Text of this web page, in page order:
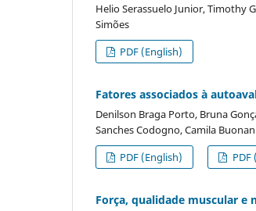
Helio Serassuelo Junior, Timothy
Simões
PDF (English)
Fatores associados à
Denilson Braga Porto, Bruna
Sanches Codogno, Camila
PDF (English)
Força, qualidade muscular e